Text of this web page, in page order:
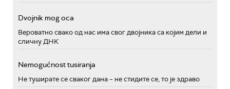
Dvojnik mog oca
Вероватно свако од нас има свог двојника са којим дели и
сличну ДНК
Nemogućnost tusiranja
Не туширате се сваког дана – не стидите се, то је здраво